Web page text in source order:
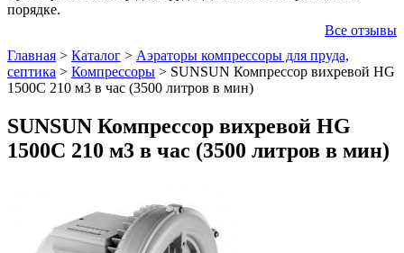
порядке.
Все отзывы
Главная > Каталог > Аэраторы компрессоры для пруда,
септика > Компрессоры > SUNSUN Компрессор вихревой HG
1500C 210 м3 в час (3500 литров в мин)
SUNSUN Компрессор вихревой HG
1500C 210 м3 в час (3500 литров в мин)